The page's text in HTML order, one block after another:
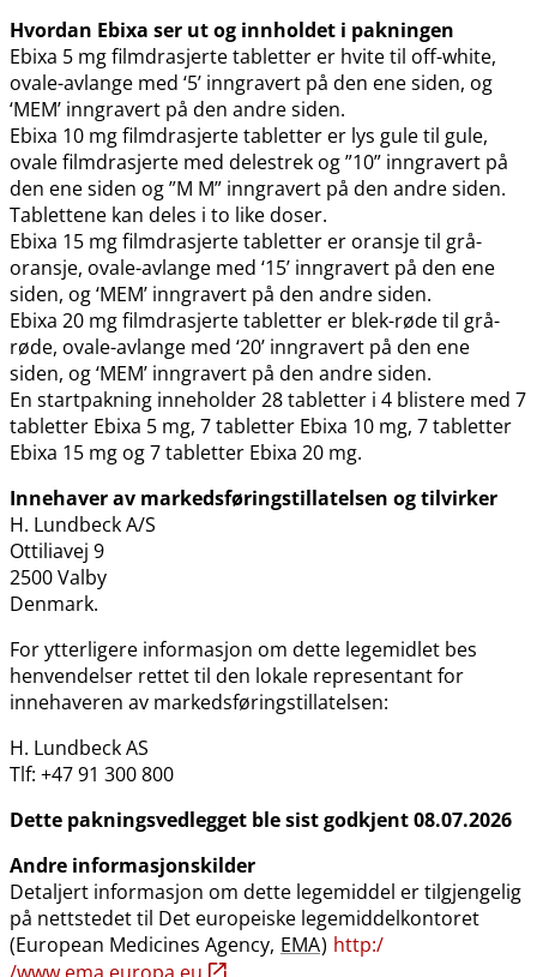
Hvordan Ebixa ser ut og innholdet i pakningen
Ebixa 5 mg filmdrasjerte tabletter er hvite til off-white,
ovale-avlange med ‘5’ inngravert på den ene siden, og
‘MEM’ inngravert på den andre siden.
Ebixa 10 mg filmdrasjerte tabletter er lys gule til gule,
ovale filmdrasjerte med delestrek og ”10” inngravert på
den ene siden og ”M M” inngravert på den andre siden.
Tablettene kan deles i to like doser.
Ebixa 15 mg filmdrasjerte tabletter er oransje til grå-
oransje, ovale-avlange med ‘15’ inngravert på den ene
siden, og ‘MEM’ inngravert på den andre siden.
Ebixa 20 mg filmdrasjerte tabletter er blek-røde til grå-
røde, ovale-avlange med ‘20’ inngravert på den ene
siden, og ‘MEM’ inngravert på den andre siden.
En startpakning inneholder 28 tabletter i 4 blistere med 7
tabletter Ebixa 5 mg, 7 tabletter Ebixa 10 mg, 7 tabletter
Ebixa 15 mg og 7 tabletter Ebixa 20 mg.
Innehaver av markedsføringstillatelsen og tilvirker
H. Lundbeck A​/​S
Ottiliavej 9
2500 Valby
Denmark.
For ytterligere informasjon om dette legemidlet bes
henvendelser rettet til den lokale representant for
innehaveren av markedsføringstillatelsen:
H. Lundbeck AS
Tlf: +47 91 300 800
Dette pakningsvedlegget ble sist godkjent 08.07.2026
Andre informasjonskilder
Detaljert informasjon om dette legemiddel er tilgjengelig
på nettstedet til Det europeiske legemiddelkontoret
(European Medicines Agency, EMA) http:​/​